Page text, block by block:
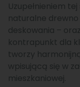
Uzupełnieniem
naturalne
deskowania –
kontrapunkt dla
tworzy
wpisującą się w
mieszkaniowej.